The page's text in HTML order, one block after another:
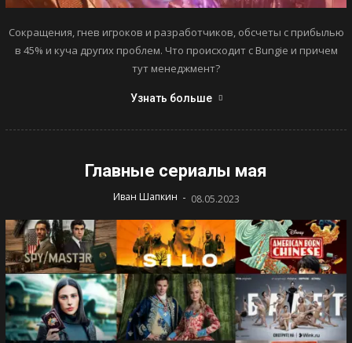
Сокращения, гнев игроков и разработчиков, обсчеты с прибылью
в 45% и куча других проблем. Что происходит с Bungie и причем
тут менеджмент?
Узнать больше
Главные сериалы мая
Иван Шапкин - 08.05.2023